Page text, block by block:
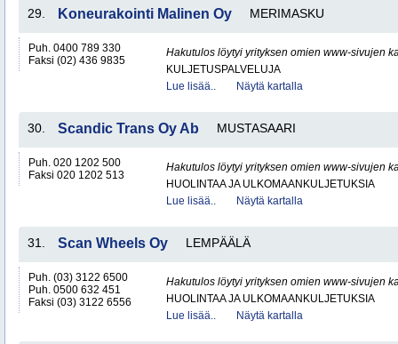
29. Koneurakointi Malinen Oy MERIMASKU
Puh. 0400 789 330
Faksi (02) 436 9835
Hakutulos löytyi yrityksen omien www-sivujen
KULJETUSPALVELUJA
Lue lisää..
Näytä kartalla
30. Scandic Trans Oy Ab MUSTASAARI
Puh. 020 1202 500
Faksi 020 1202 513
Hakutulos löytyi yrityksen omien www-sivujen
HUOLINTAA JA ULKOMAANKULJETUKSIA
Lue lisää..
Näytä kartalla
31. Scan Wheels Oy LEMPÄÄLÄ
Puh. (03) 3122 6500
Puh. 0500 632 451
Faksi (03) 3122 6556
Hakutulos löytyi yrityksen omien www-sivujen
HUOLINTAA JA ULKOMAANKULJETUKSIA
Lue lisää..
Näytä kartalla